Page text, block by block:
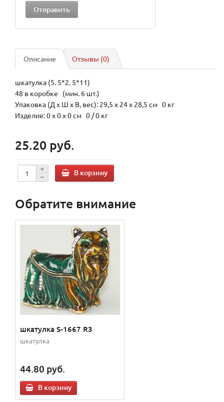
Описание Отзывы (0)
шкатулка (5. 5*2. 5*11)
48 в коробке (мин. 6 шт.)
Упаковка (Д х Ш х В, вес): 29,5 x 24 x 28,5 см 0 кг
Изделие: 0 x 0 x 0 см 0 / 0 кг
25.20 руб.
В корзину
Обратите внимание
шкатулка S-1667 R3
шкатулка
44.80 руб.
В корзину